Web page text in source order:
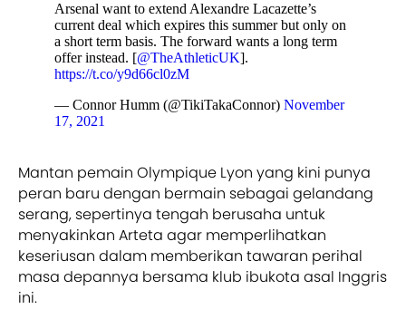
Arsenal want to extend Alexandre Lacazette’s
current deal which expires this summer but only on
a short term basis. The forward wants a long term
offer instead. [@TheAthleticUK].
https://t.co/y9d66cl0zM
— Connor Humm (@TikiTakaConnor) November
17, 2021
Mantan pemain Olympique Lyon yang kini punya
peran baru dengan bermain sebagai gelandang
serang, sepertinya tengah berusaha untuk
menyakinkan Arteta agar memperlihatkan
keseriusan dalam memberikan tawaran perihal
masa depannya bersama klub ibukota asal Inggris
ini.